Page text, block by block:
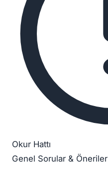
Okur Hattı
Genel Sorular & Öneriler